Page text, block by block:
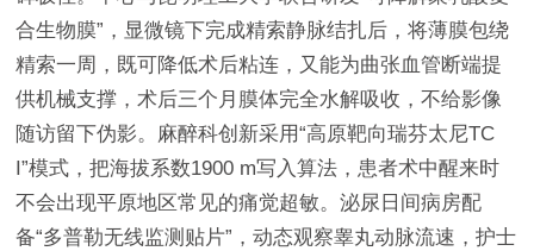
合生物膜”，显微镜下完成精索静脉结扎后，将薄膜包绕
精索一周，既可降低术后粘连，又能为曲张血管断端提
供机械支撑，术后三个月膜体完全水解吸收，不给影像
随访留下伪影。麻醉科创新采用“高原靶向瑞芬太尼TC
I”模式，把海拔系数1900 m写入算法，患者术中醒来时
不会出现平原地区常见的痛觉超敏。泌尿日间病房配
备“多普勒无线监测贴片”，动态观察睾丸动脉流速，护士